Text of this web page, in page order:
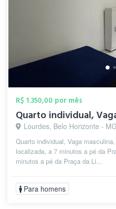
R$ 1.350,00 por mês
Quarto individual,
Lourdes, Belo Horizonte - MG
Quarto individual, Vaga
localizada, a 7 minutos a pé da
minutos a pé da Praça da Li...
Para homens